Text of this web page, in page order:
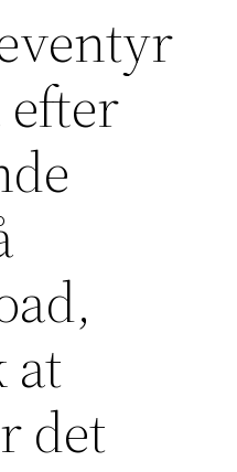
at
det